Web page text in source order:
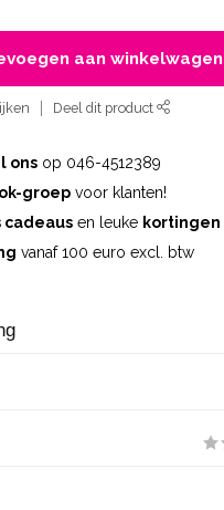
aan winkelwagen
Deel dit product
ons op 046-4512389
groep voor klanten!
cadeaus en leuke kortingen
vanaf 100 euro excl. btw